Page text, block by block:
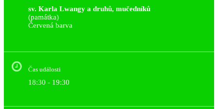
sv. Karla Lwangy a druhů, mučedníků
(památka)
Červená barva
Čas události
18:30 - 19:30